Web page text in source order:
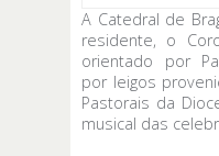
A Catedral de
residente, o
orientado por
por leigos
Pastorais da
musical das